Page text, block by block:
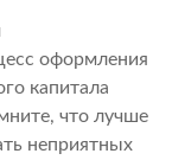
оформления
капитала
что лучше
неприятных